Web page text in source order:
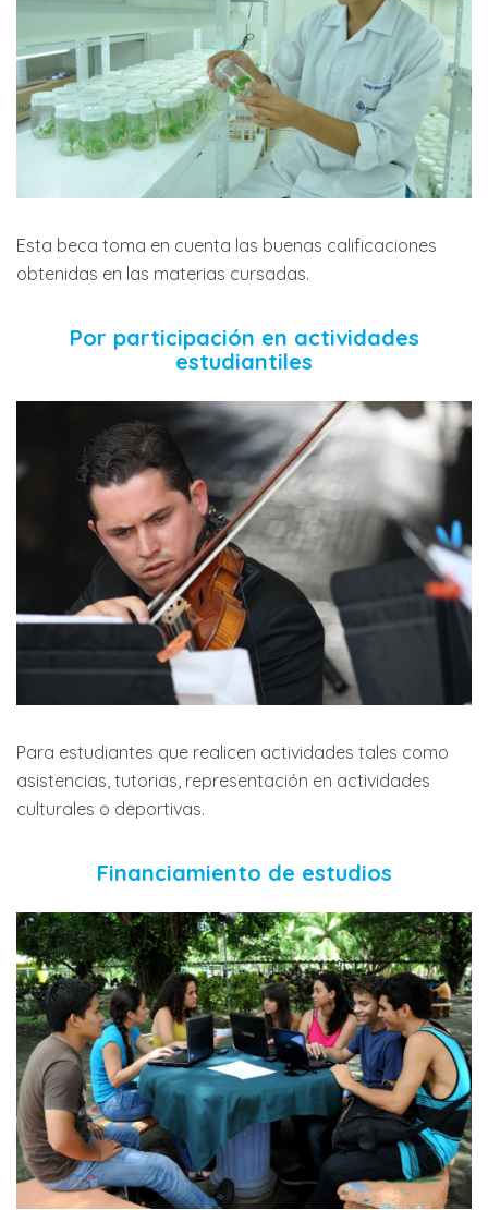
Esta beca toma en cuenta las buenas calificaciones
obtenidas en las materias cursadas.
Por participación en actividades
estudiantiles
Para estudiantes que realicen actividades tales como
asistencias, tutorias, representación en actividades
culturales o deportivas.
Financiamiento de estudios